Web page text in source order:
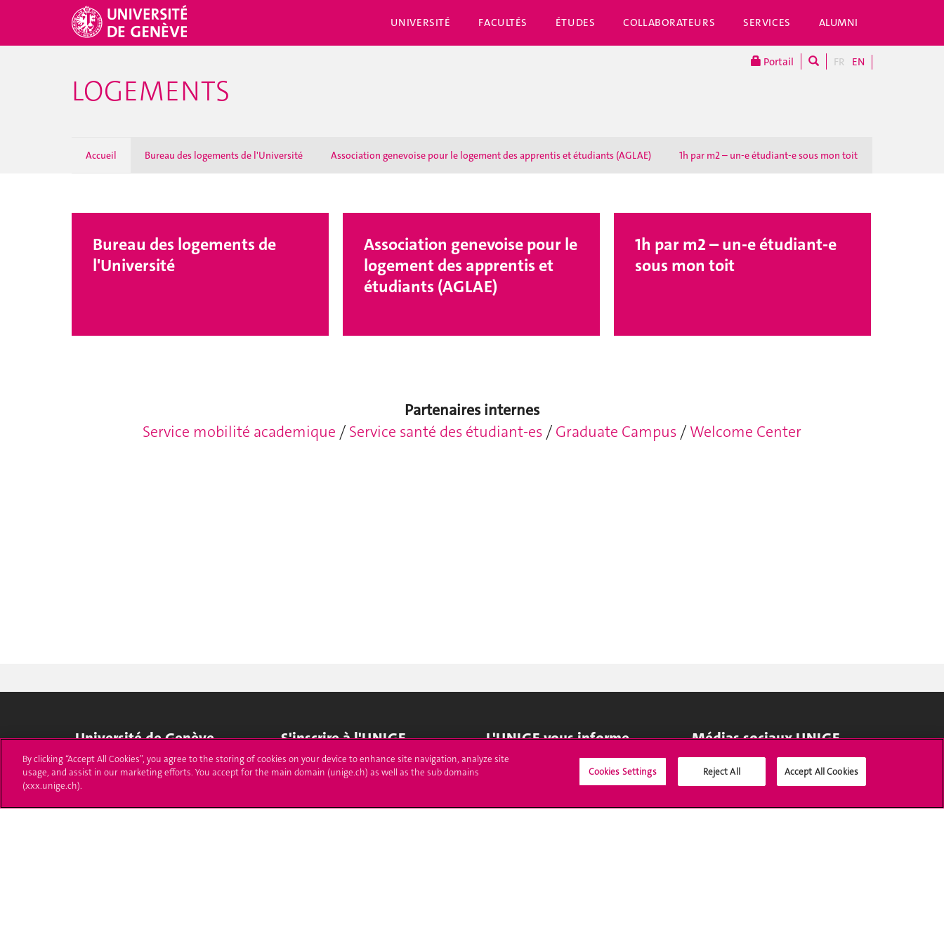
UNIVERSITÉ FACULTÉS ÉTUDES COLLABORATEURS SERVICES ALUMNI
Portail FR EN
LOGEMENTS
Accueil Bureau des logements de l'Université Association genevoise pour le logement des apprentis et étudiants (AGLAE) 1h par m2 – un-e étudiant-e sous mon toit
Bureau des logements de
l'Université
Association genevoise pour le
logement des apprentis et
étudiants (AGLAE)
1h par m2 – un-e étudiant-e
sous mon toit
Partenaires internes
Service mobilité academique / Service santé des étudiant-es / Graduate Campus / Welcome Center
Université de Genève
24 rue du Général-Dufour
1211 Genève 4
F. +41 (0)22 379 11 34
S'inscrire à l'UNIGE
Immatriculations
L'UNIGE vous informe Médias sociaux UNIGE
By clicking “Accept All Cookies”, you agree to the storing of cookies on your device to enhance site navigation, analyze site
usage, and assist in our marketing efforts. You accept for the main domain (unige.ch) as well as the sub domains
(xxx.unige.ch).
Cookies Settings Reject All Accept All Cookies